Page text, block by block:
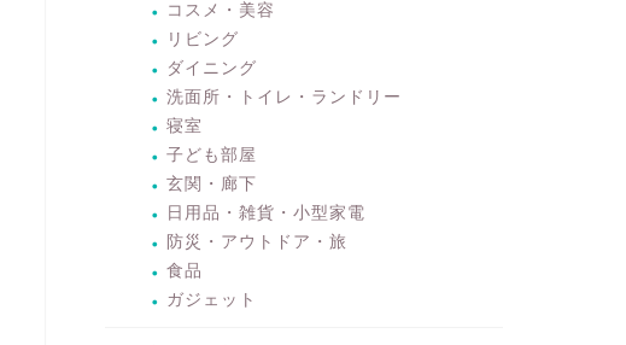
コスメ・美容
リビング
ダイニング
洗面所・トイレ・ランドリー
寝室
子ども部屋
玄関・廊下
日用品・雑貨・小型家電
防災・アウトドア・旅
食品
ガジェット